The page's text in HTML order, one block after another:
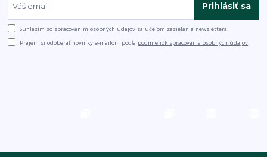
Prihlásiť sa
Súhlasím so spracovaním osobných údajov za účelom zasielania newslettera.
Prajem si odoberať novinky e-mailom podľa podmienok spracovania osobných údajov